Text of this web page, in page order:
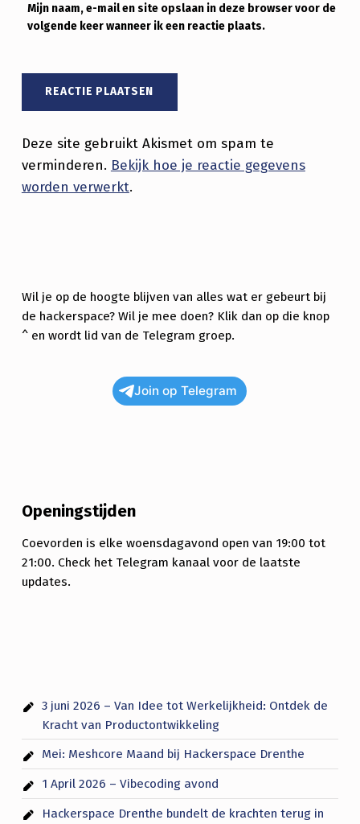
Mijn naam, e-mail en site opslaan in deze browser voor de
volgende keer wanneer ik een reactie plaats.
Deze site gebruikt Akismet om spam te
verminderen. Bekijk hoe je reactie gegevens
worden verwerkt.
Wil je op de hoogte blijven van alles wat er gebeurt bij
de hackerspace? Wil je mee doen? Klik dan op die knop
^ en wordt lid van de Telegram groep.
Join op Telegram
Openingstijden
Coevorden is elke woensdagavond open van 19:00 tot
21:00. Check het Telegram kanaal voor de laatste
updates.
3 juni 2026 – Van Idee tot Werkelijkheid: Ontdek de
Kracht van Productontwikkeling
Mei: Meshcore Maand bij Hackerspace Drenthe
1 April 2026 – Vibecoding avond
Hackerspace Drenthe bundelt de krachten terug in